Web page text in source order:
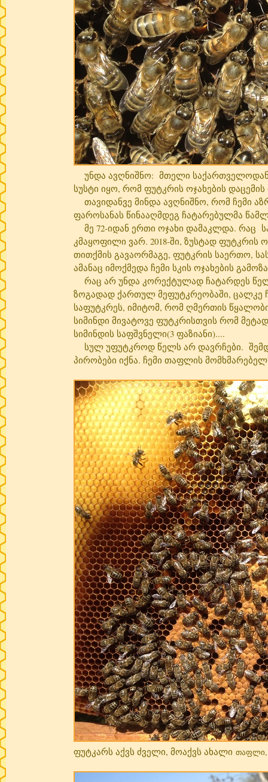
უნდა ავღნიშნო: მთელი საქართველოდან
სუსტი იყო, რომ ფუტკრის ოჯახების
თავიდანვე მინდა ავღნიშნო, რომ ჩემი
ფაროსანას წინააღმდეგ ჩატარებულმა
მე 72-იდან ერთი ოჯახი დამაკლდა. რაც
კმაყოფილი ვარ. 2018-ში, ზუსტად ფუტკრის
თითქმის გავაორმაგე, ფუტკრის საერთო,
ამანაც იმოქმედა ჩემი სკის ოჯახების
რაც არ უნდა კორექტულად ჩატარდეს
ზოგადად ქართულ მეფუტკრეობაში, ცალკე
საფუტკრეს, იმიტომ, რომ ღმერთის
სიმინდი მივატოვე ფუტკრისთვის რომ
სიმინდის საფშვნელი(3 ფაზიანი)....
სულ უფუტკროდ წელს არ დავრჩები.
პირობები იქნა. ჩემი თაფლის
ფუტკარს აქვს ძველი, მოაქვს ახალი თაფლი,